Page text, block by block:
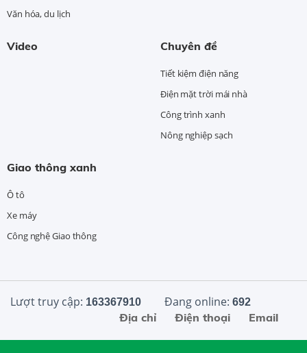
Văn hóa, du lịch
Video Chuyên đề
Tiết kiệm điện năng
Điện mặt trời mái nhà
Công trình xanh
Nông nghiệp sạch
Giao thông xanh
Ô tô
Xe máy
Công nghệ Giao thông
Lượt truy cập: 163367910 Đang online: 692
Email
Điện thoại
Địa chỉ